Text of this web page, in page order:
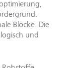
Blöcke. Die
und